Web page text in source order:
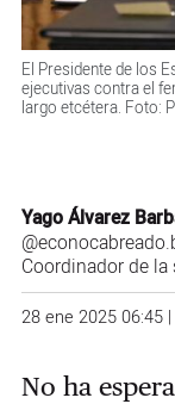
El Presidente de los
ejecutivas contra el
largo etcétera. Foto:
Yago Álvarez
Coordinador de
28 ene 2025 06:45
No ha